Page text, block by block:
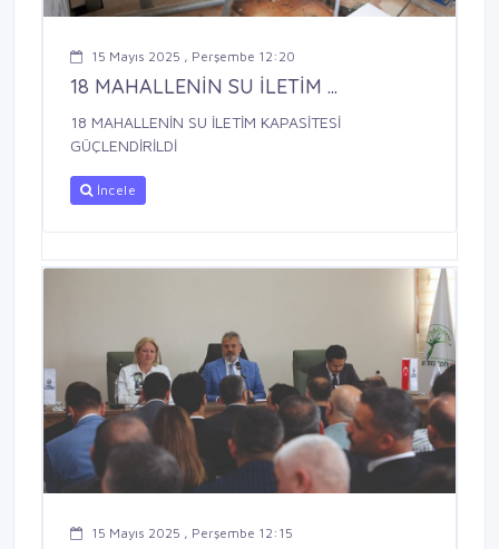
15 Mayıs 2025 , Perşembe 12:20
18 MAHALLENİN SU İLETİM ...
18 MAHALLENİN SU İLETİM KAPASİTESİ
GÜÇLENDİRİLDİ
İncele
15 Mayıs 2025 , Perşembe 12:15